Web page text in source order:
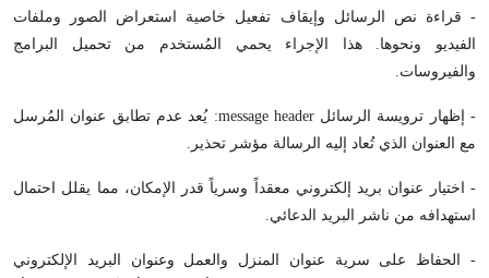
- قراءة نص الرسائل وإيقاف تفعيل خاصية استعراض الصور وملفات
الفيديو ونحوها. هذا الإجراء يحمي المُستخدم من تحميل البرامج
والفيروسات.
- إظهار ترويسة الرسائل message header: يُعد عدم تطابق عنوان المُرسل
مع العنوان الذي تُعاد إليه الرسالة مؤشر تحذير.
- اختيار عنوان بريد إلكتروني معقداً وسرياً قدر الإمكان، مما يقلل احتمال
استهدافه من ناشر البريد الدعائي.
- الحفاظ على سرية عنوان المنزل والعمل وعنوان البريد الإلكتروني